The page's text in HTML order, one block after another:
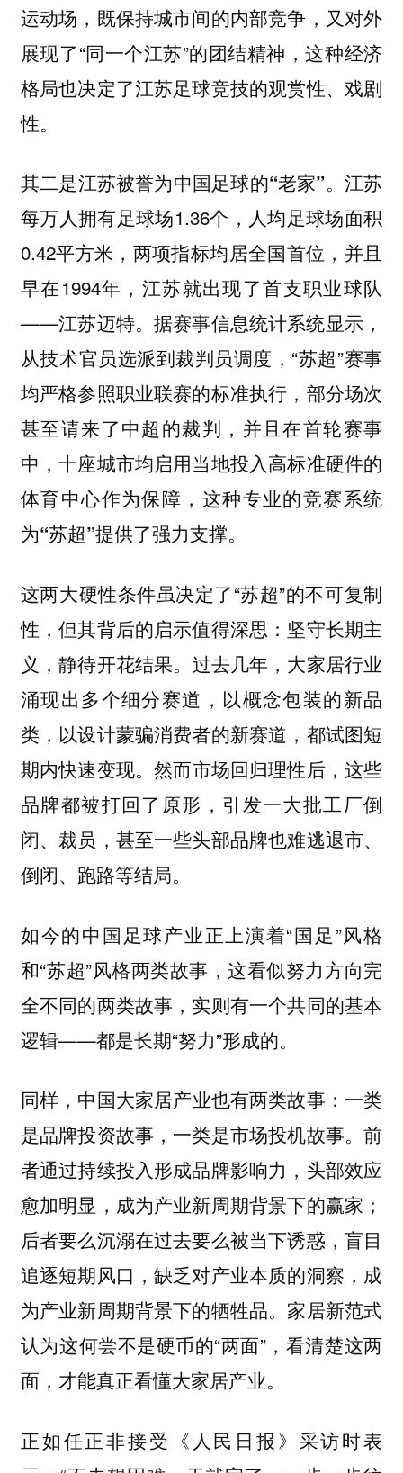
运动场，既保持城市间的内部竞争，又对外
展现了“同一个江苏”的团结精神，这种经济
格局也决定了江苏足球竞技的观赏性、戏剧
性。
其二是江苏被誉为中国足球的“老家”。 江苏
每万人拥有足球场1.36个，人均足球场面积
0.42平方米，两项指标均居全国首位，并且
早在1994年，江苏就出现了首支职业球队
——江苏迈特。据赛事信息统计系统显示，
从技术官员选派到裁判员调度，“苏超”赛事
均严格参照职业联赛的标准执行，部分场次
甚至请来了中超的裁判， 并且在首轮赛事
中，十座城市均启用当地投入高标准硬件的
体育中心作为保障， 这种专业的竞赛系统
为“苏超”提供了强力支撑。
这两大硬性条件虽决定了“苏超”的不可复制
性，但其背后的启示值得深思： 坚守长期主
义，静待开花结果。过去几年，大家居行业
涌现出多个细分赛道， 以概念包装的新品
类，以设计蒙骗消费者的新赛道，都试图短
期内快速变现。然而市场回归理性后，这些
品牌都被打回了原形，引发一大批工厂倒
闭、裁员，甚至一些头部品牌也难逃退市、
倒闭、跑路等结局。
如今的中国足球产业正上演着“国足”风格
和“苏超”风格两类故事，这看似努力方向完
全不同的两类故事，实则有一个共同的基本
逻辑——都是长期“努力”形成的。
同样， 中国大家居产业也有两类故事：一类
是品牌投资故事，一类是市场投机故事。前
者通过持续投入形成品牌影响力，头部效应
愈加明显，成为产业新周期背景下的赢家；
后者要么沉溺在过去要么被当下诱惑，盲目
追逐短期风口，缺乏对产业本质的洞察，成
为产业新周期背景下的牺牲品。家居新范式
认为这何尝不是硬币的“两面”，看清楚这两
面，才能真正看懂大家居产业。
正如任正非接受《人民日报》采访时表